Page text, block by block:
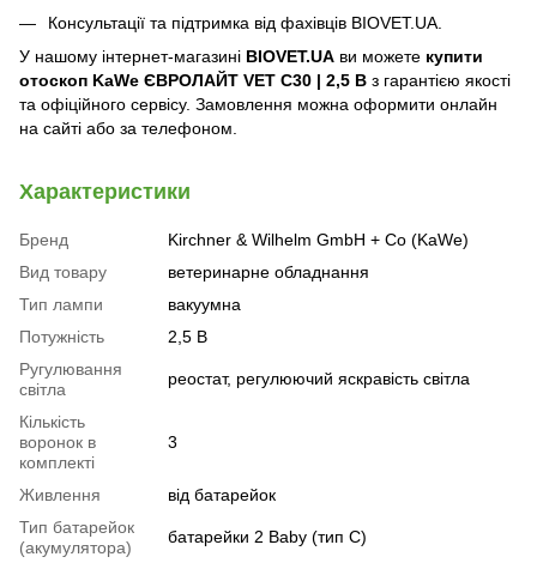
Консультації та підтримка від фахівців BIOVET.UA.
У нашому інтернет-магазині BIOVET.UA ви можете купити
отоскоп KaWe ЄВРОЛАЙТ VET C30 | 2,5 В з гарантією якості
та офіційного сервісу. Замовлення можна оформити онлайн
на сайті або за телефоном.
Характеристики
Бренд
Kirchner & Wilhelm GmbH + Co (KaWe)
Вид товару
ветеринарне обладнання
Тип лампи
вакуумна
Потужність
2,5 В
Ругулювання
світла
реостат, регулюючий яскравість світла
Кількість
воронок в
комплекті
3
Живлення
від батарейок
Тип батарейок
(акумулятора)
батарейки 2 Baby (тип C)